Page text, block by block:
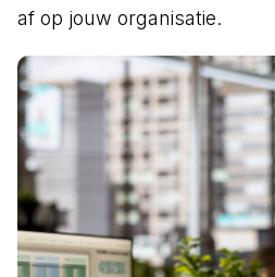
af op jouw organisatie.